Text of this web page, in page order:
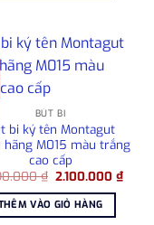
BÚT BI
bi ký tên Montagut
hãng M015 màu trắng
cao cấp
₫ Giá
là:
2.390.000 ₫.
2.100.000₫Giá
VÀO GIỎ HÀNG